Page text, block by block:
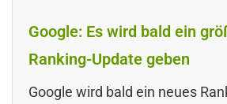
Google: Es wird bald ein
Ranking-Update geben
Google wird bald ein neues